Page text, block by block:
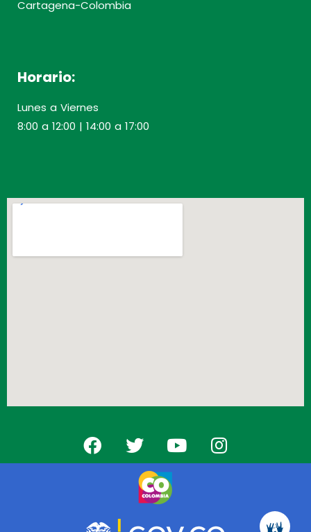
Cartagena-Colombia
Horario:
Lunes a Viernes
8:00 a 12:00 | 14:00 a 17:00